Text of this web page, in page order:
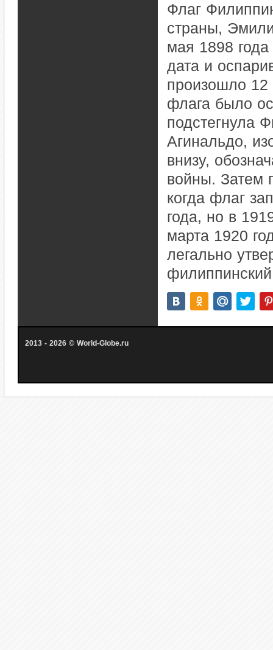
Флаг
страны,
мая 1898
дата и
произошло
флага было
подстегнула
Агинальдо,
внизу,
войны. Затем
когда флаг
года, но в
марта 1920
легально
2013 - 2026 © World-Globe.ru